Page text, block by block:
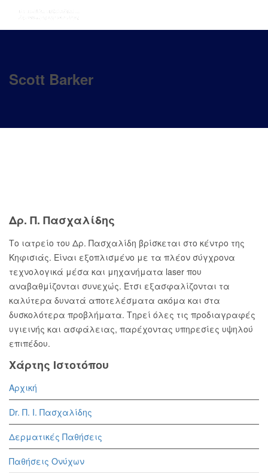
Scott Barker
Δρ. Π. Πασχαλίδης
Το ιατρείο του Δρ. Πασχαλίδη βρίσκεται στο κέντρο της
Κηφισιάς. Είναι εξοπλισμένο με τα πλέον σύγχρονα
τεχνολογικά μέσα και μηχανήματα laser που
αναβαθμίζονται συνεχώς. Έτσι εξασφαλίζονται τα
καλύτερα δυνατά αποτελέσματα ακόμα και στα
δυσκολότερα προβλήματα. Τηρεί όλες τις προδιαγραφές
υγιεινής και ασφάλειας, παρέχοντας υπηρεσίες υψηλού
επιπέδου.
Χάρτης Ιστοτόπου
Αρχική
Dr. Π. Ι. Πασχαλίδης
Δερματικές Παθήσεις
Παθήσεις Ονύχων